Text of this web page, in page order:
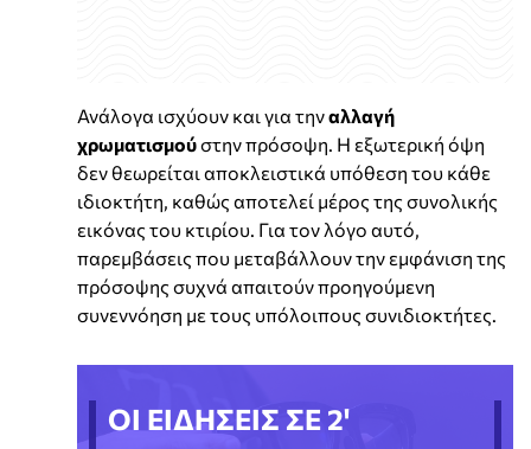
Ανάλογα ισχύουν και για τηναλλαγή
χρωματισμούστην πρόσοψη. Η εξωτερική όψη
δεν θεωρείται αποκλειστικά υπόθεση του κάθε
ιδιοκτήτη, καθώς αποτελεί μέρος της συνολικής
εικόνας του κτιρίου. Για τον λόγο αυτό,
παρεμβάσεις που μεταβάλλουν την εμφάνιση της
πρόσοψης συχνά απαιτούν προηγούμενη
συνεννόηση με τους υπόλοιπους συνιδιοκτήτες.
ΟΙ ΕΙΔΗΣΕΙΣ ΣΕ 2'